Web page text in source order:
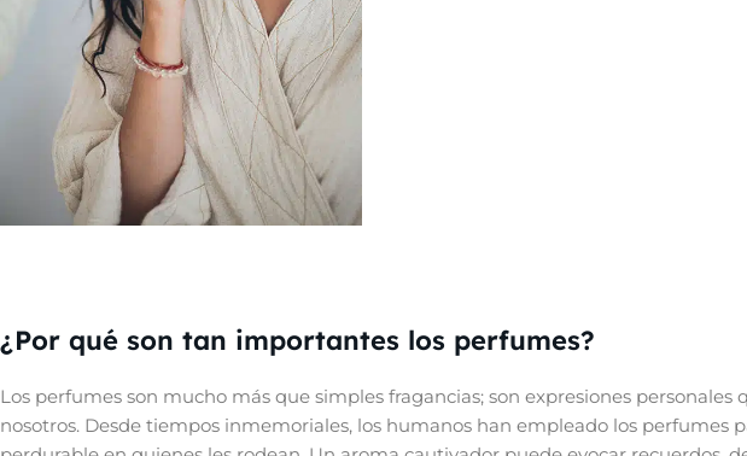
¡Prueba antes de decidir!
Ver Ahora
¿Por qué son tan importantes los perfumes?
Los perfumes son mucho más que simples fragancias; son expresiones
nosotros. Desde tiempos inmemoriales, los humanos han empleado los